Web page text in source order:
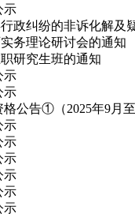
示
政纠纷的非诉化解及
务理论研讨会的通知
研究生班的通知
示
示
公告①（2025年9月至
示
示
示
示
示
示